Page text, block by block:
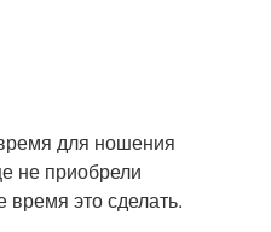
для ношения
не приобрели
это сделать.